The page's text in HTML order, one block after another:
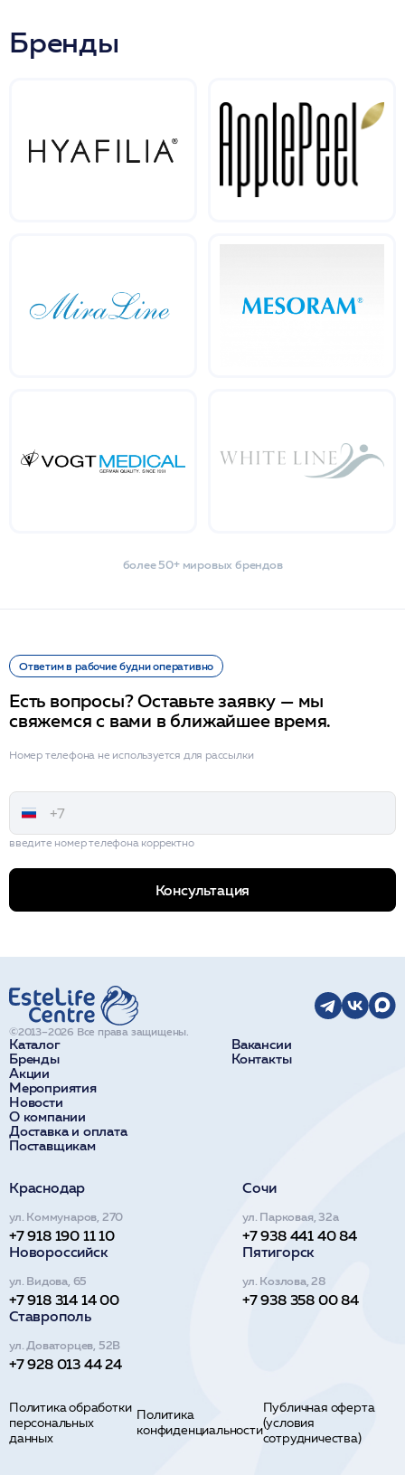
Бренды
более 50+ мировых брендов
Ответим в рабочие будни оперативно
Есть вопросы? Оставьте заявку — мы
свяжемся с вами в ближайшее время.
Номер телефона не используется для рассылки
введите номер телефона корректно
Консультация
Каталог
Бренды
Акции
Мероприятия
Новости
О компании
Доставка и оплата
Поставщикам
Вакансии
Контакты
©2013–2026 Все права защищены.
Краснодар
ул. Коммунаров, 270
+7 918 190 11 10
Сочи
ул. Парковая, 32а
+7 938 441 40 84
Новороссийск
ул. Видова, 65
+7 918 314 14 00
Пятигорск
ул. Козлова, 28
+7 938 358 00 84
Ставрополь
ул. Доваторцев, 52В
+7 928 013 44 24
Политика обработки
персональных
данных
Политика
конфиденциальности
Публичная оферта
(условия
сотрудничества)